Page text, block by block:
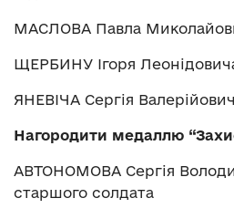
МАСЛОВА Павла
ЩЕРБИНУ Ігоря
ЯНЕВІЧА Сергія
Нагородити медаллю
АВТОНОМОВА Сергія
старшого солдата